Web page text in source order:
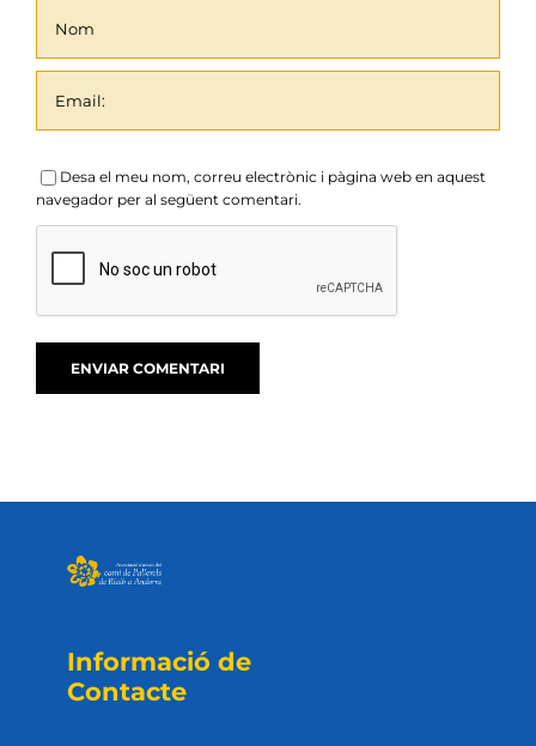
Desa el meu nom, correu electrònic i pàgina web en aquest
navegador per al següent comentari.
Informació de
Contacte